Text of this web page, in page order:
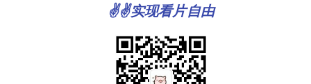
✌✌实现看片自由